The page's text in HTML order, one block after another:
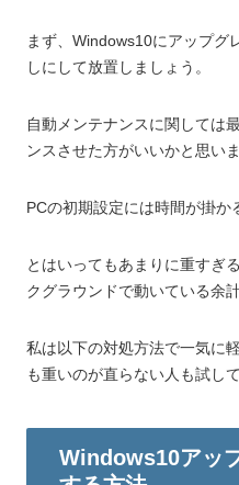
まず、Windows10にアップグ
しにして放置しましょう。
自動メンテナンスに関しては
ンスさせた方がいいかと思いま
PCの初期設定には時間が掛か
とはいってもあまりに重すぎ
クグラウンドで動いている余
私は以下の対処方法で一気に
も重いのが直らない人も試し
Windows10アッ